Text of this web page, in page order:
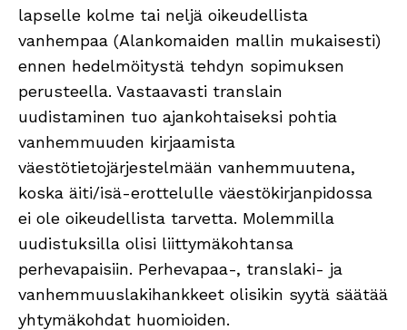
lapselle kolme tai neljä oikeudellista
vanhempaa (Alankomaiden mallin mukaisesti)
ennen hedelmöitystä tehdyn sopimuksen
perusteella. Vastaavasti translain
uudistaminen tuo ajankohtaiseksi pohtia
vanhemmuuden kirjaamista
väestötietojärjestelmään vanhemmuutena,
koska äiti/isä-erottelulle väestökirjanpidossa
ei ole oikeudellista tarvetta. Molemmilla
uudistuksilla olisi liittymäkohtansa
perhevapaisiin. Perhevapaa-, translaki- ja
vanhemmuuslakihankkeet olisikin syytä säätää
yhtymäkohdat huomioiden.